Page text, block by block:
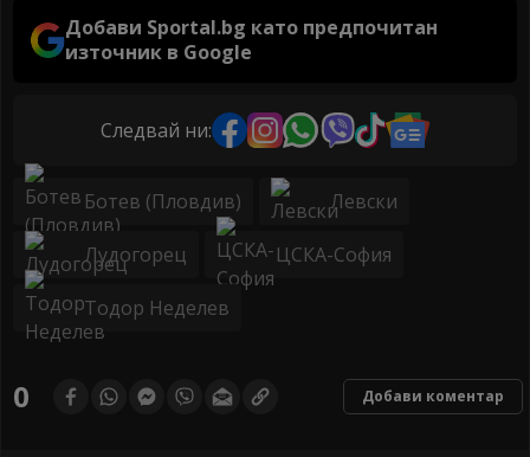
Добави Sportal.bg като предпочитан
източник в Google
Следвай ни:
Ботев (Пловдив) Левски
Лудогорец ЦСКА-София
Тодор Неделев
0 Добави коментар